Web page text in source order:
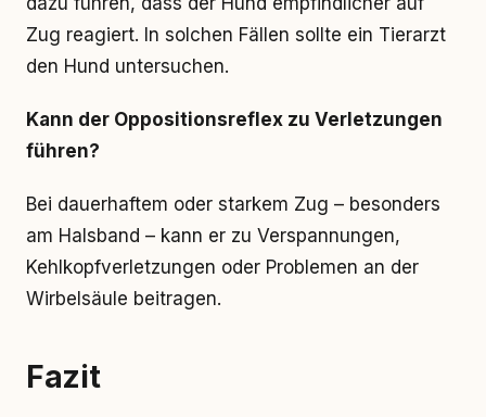
Zug reagiert. In solchen Fällen sollte ein Tierarzt
den Hund untersuchen.
Kann der Oppositionsreflex zu Verletzungen
führen?
Bei dauerhaftem oder starkem Zug – besonders
am Halsband – kann er zu Verspannungen,
Kehlkopfverletzungen oder Problemen an der
Wirbelsäule beitragen.
Fazit